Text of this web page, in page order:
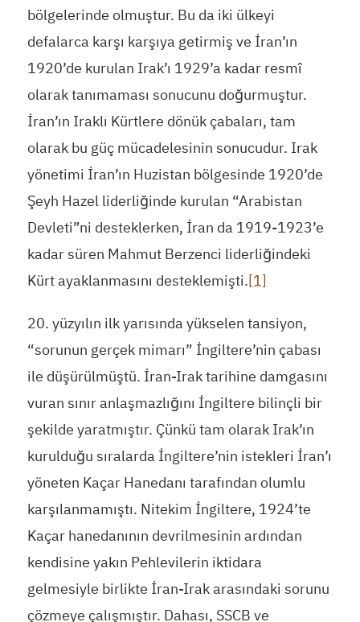
bölgelerinde olmuştur. Bu da iki ülkeyi
defalarca karşı karşıya getirmiş ve İran’ın
1920’de kurulan Irak’ı 1929’a kadar resmî
olarak tanımaması sonucunu doğurmuştur.
İran’ın Iraklı Kürtlere dönük çabaları, tam
olarak bu güç mücadelesinin sonucudur. Irak
yönetimi İran’ın Huzistan bölgesinde 1920’de
Şeyh Hazel liderliğinde kurulan “Arabistan
Devleti”ni desteklerken, İran da 1919-1923’e
kadar süren Mahmut Berzenci liderliğindeki
Kürt ayaklanmasını desteklemişti.[1]
20. yüzyılın ilk yarısında yükselen tansiyon,
“sorunun gerçek mimarı” İngiltere’nin çabası
ile düşürülmüştü. İran-Irak tarihine damgasını
vuran sınır anlaşmazlığını İngiltere bilinçli bir
şekilde yaratmıştır. Çünkü tam olarak Irak’ın
kurulduğu sıralarda İngiltere’nin istekleri İran’ı
yöneten Kaçar Hanedanı tarafından olumlu
karşılanmamıştı. Nitekim İngiltere, 1924’te
Kaçar hanedanının devrilmesinin ardından
kendisine yakın Pehlevilerin iktidara
gelmesiyle birlikte İran-Irak arasındaki sorunu
çözmeye çalışmıştır. Dahası, SSCB ve